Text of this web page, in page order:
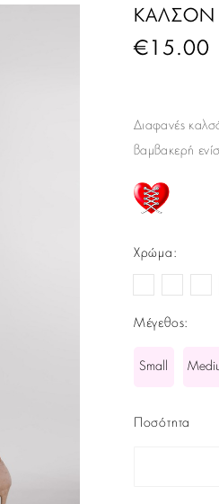
ΚΑΛΣΟΝ
€ 15.00
Διαφανές
βαμβακερή
Χρώμα :
Μέγεθος:
Small
Ποσότητα